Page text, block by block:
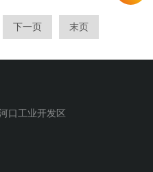
下一页 末页
口工业开发区